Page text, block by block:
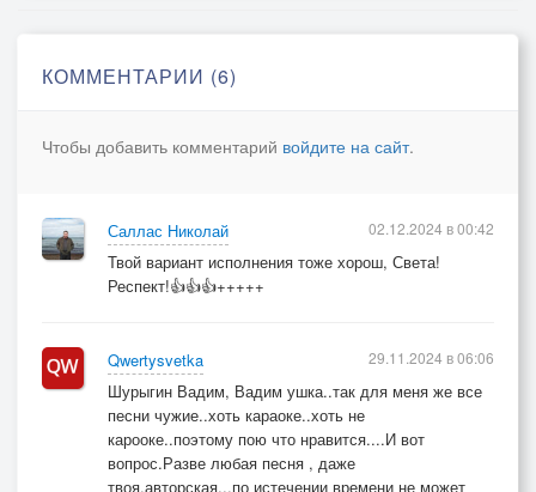
КОММЕНТАРИИ (6)
Чтобы добавить комментарий войдите на сайт.
Саллас Николай
Твой вариант исполнения тоже хорош, Света!
Респект!👍👍👍+++++
02.12.2024 в 00:42
Qwertysvetka
Шурыгин Вадим, Вадим ушка..так для меня же все
песни чужие..хоть караоке..хоть не
карооке..поэтому пою что нравится....И вот
вопрос.Разве любая песня , даже
твоя,авторская.,.по истечении времени не может
29.11.2024 в 06:06